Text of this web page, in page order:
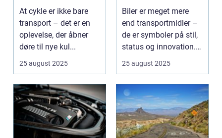
At cykle er ikke bare
transport – det er en
oplevelse, der åbner
døre til nye kul...
25 august 2025
Biler er meget mere
end transportmidler –
de er symboler på stil,
status og innovation.
...
25 august 2025